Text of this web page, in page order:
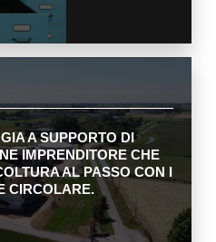
A SUPPORTO DI
IMPRENDITORE CHE
AL PASSO CON I
CIRCOLARE.